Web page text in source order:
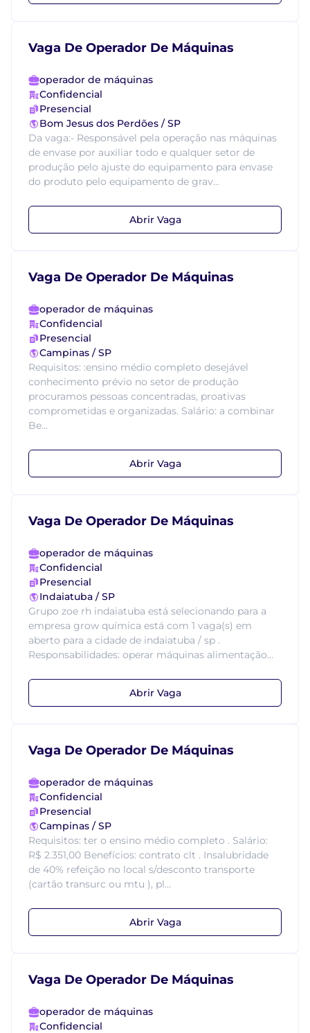
Vaga De Operador De Máquinas
operador de máquinas
Confidencial
Presencial
Bom Jesus dos Perdões / SP
Da vaga:- Responsável pela operação nas máquinas
de envase por auxiliar todo e qualquer setor de
produção pelo ajuste do equipamento para envase
do produto pelo equipamento de grav...
Abrir Vaga
Vaga De Operador De Máquinas
operador de máquinas
Confidencial
Presencial
Campinas / SP
Requisitos: :ensino médio completo desejável
conhecimento prévio no setor de produção
procuramos pessoas concentradas, proativas
comprometidas e organizadas. Salário: a combinar
Be...
Abrir Vaga
Vaga De Operador De Máquinas
operador de máquinas
Confidencial
Presencial
Indaiatuba / SP
Grupo zoe rh indaiatuba está selecionando para a
empresa grow química está com 1 vaga(s) em
aberto para a cidade de indaiatuba / sp .
Responsabilidades: operar máquinas alimentação...
Abrir Vaga
Vaga De Operador De Máquinas
operador de máquinas
Confidencial
Presencial
Campinas / SP
Requisitos: ter o ensino médio completo . Salário:
R$ 2.351,00 Benefícios: contrato clt . Insalubridade
de 40% refeição no local s/desconto transporte
(cartão transurc ou mtu ), pl...
Abrir Vaga
Vaga De Operador De Máquinas
operador de máquinas
Confidencial